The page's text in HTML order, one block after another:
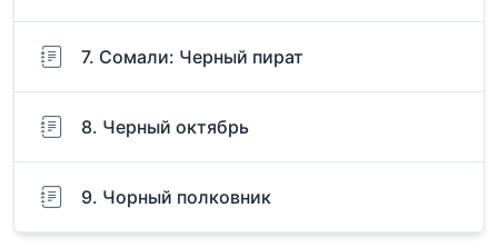
7. Сомали: Черный пират
8. Черный октябрь
9. Чорный полковник